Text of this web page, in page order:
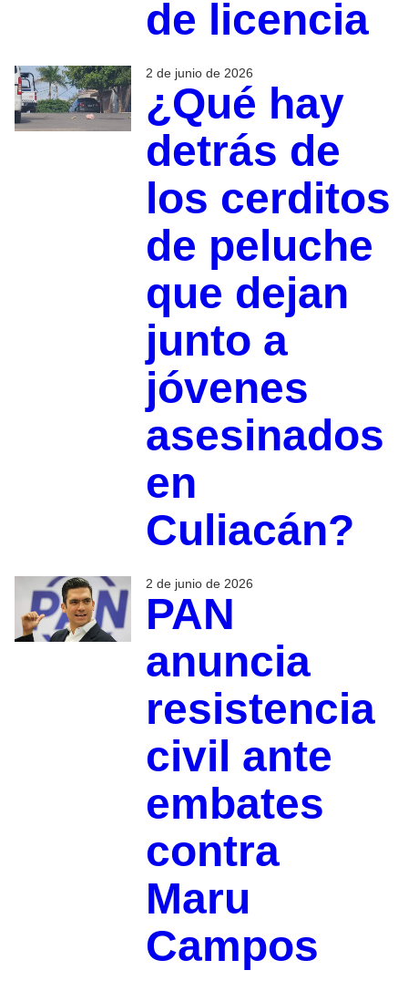
de licencia
2 de junio de 2026
¿Qué hay
detrás de
los cerditos
de peluche
que dejan
junto a
jóvenes
asesinados
en
Culiacán?
2 de junio de 2026
PAN
anuncia
resistencia
civil ante
embates
contra
Maru
Campos